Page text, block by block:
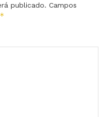
publicado. Campos
*